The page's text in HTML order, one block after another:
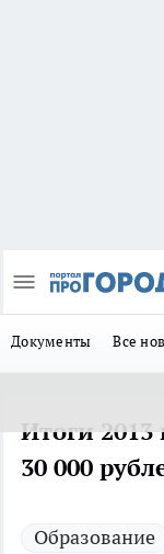
Документы Все
Итоги 2013
30 000
Образование